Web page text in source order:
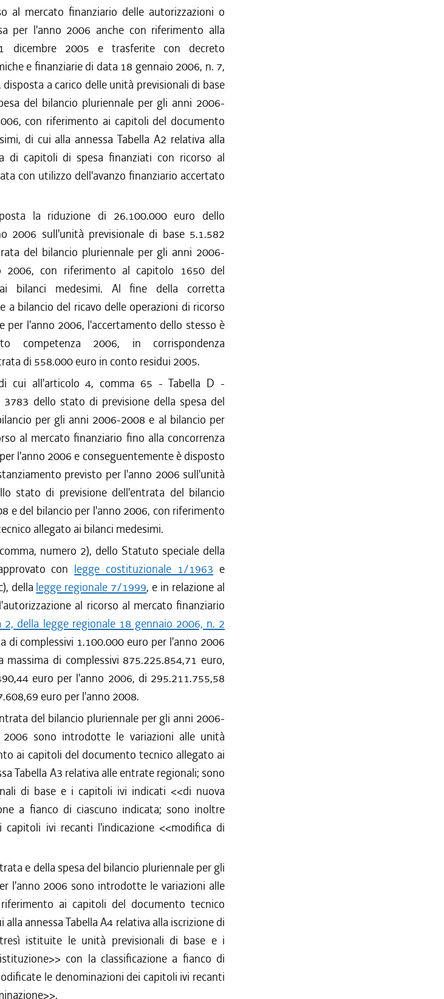
al mercato finanziario delle autorizzazioni o
per l'anno 2006 anche con riferimento alla
dicembre 2005 e trasferite con decreto
e finanziarie di data 18 gennaio 2006, n. 7,
a carico delle unità previsionali di base
del bilancio pluriennale per gli anni 2006-
con riferimento ai capitoli del documento
di cui alla annessa Tabella A2 relativa alla
di capitoli di spesa finanziati con ricorso al
con utilizzo dell'avanzo finanziario accertato
la riduzione di 26.100.000 euro dello
2006 sull'unità previsionale di base 5.1.582
del bilancio pluriennale per gli anni 2006-
con riferimento al capitolo 1650 del
bilanci medesimi. Al fine della corretta
a bilancio del ricavo delle operazioni di ricorso
per l'anno 2006, l'accertamento dello stesso è
competenza 2006, in corrispondenza
di 558.000 euro in conto residui 2005.
cui all'articolo 4, comma 65 - Tabella D -
dello stato di previsione della spesa del
per gli anni 2006-2008 e al bilancio per
al mercato finanziario fino alla concorrenza
l'anno 2006 e conseguentemente è disposto
previsto per l'anno 2006 sull'unità
stato di previsione dell'entrata del bilancio
e del bilancio per l'anno 2006, con riferimento
allegato ai bilanci medesimi.
numero 2), dello Statuto speciale della
con legge costituzionale 1/1963 e
della legge regionale 7/1999, e in relazione al
al ricorso al mercato finanziario
della legge regionale 18 gennaio 2006, n. 2
di complessivi 1.100.000 euro per l'anno 2006
di complessivi 875.225.854,71 euro,
euro per l'anno 2006, di 295.211.755,58
euro per l'anno 2008.
del bilancio pluriennale per gli anni 2006-
sono introdotte le variazioni alle unità
ai capitoli del documento tecnico allegato ai
Tabella A3 relativa alle entrate regionali; sono
di base e i capitoli ivi indicati <<di nuova
a fianco di ciascuno indicata; sono inoltre
ivi recanti l'indicazione <<modifica di
e della spesa del bilancio pluriennale per gli
l'anno 2006 sono introdotte le variazioni alle
ai capitoli del documento tecnico
annessa Tabella A4 relativa alla iscrizione di
istituite le unità previsionali di base e i
con la classificazione a fianco di
le denominazioni dei capitoli ivi recanti